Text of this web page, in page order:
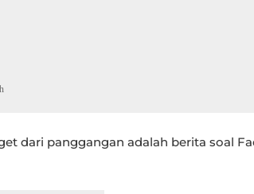
dari panggangan adalah berita soal